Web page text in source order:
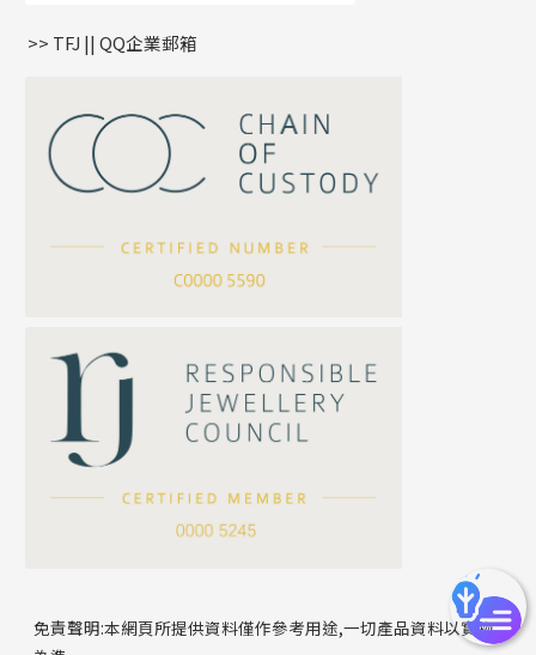
公司名稱
聯絡電話
嘴唇鏈系列
S車花鏈系列
珍珠鏈系列
坦克鏈系列
滿天星鏈系列
方假繩鏈系列
星座吊墜
珠扣
>> TFJ || QQ企業郵箱
免責聲明:本網頁所提供資料僅作參考用途,一切產品資料以實物